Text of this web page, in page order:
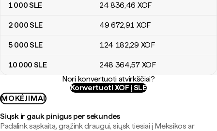
1 000SLE 24 836,46 XOF
2 000SLE 49 672,91 XOF
5 000SLE 124 182,29 XOF
10 000 SLE 248 364,57 XOF
Nori konvertuoti atvirkščiai?
Konvertuoti XOF į SLE
MOKĖJIMAI
Siųsk ir gauk pinigus per sekundes
Padalink sąskaitą, grąžink draugui, siųsk tiesiai į Meksikos ar